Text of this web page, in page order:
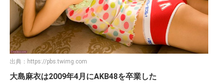
出典： https://pbs.twimg.com
大島麻衣は2009年4月にAKB48を卒業した